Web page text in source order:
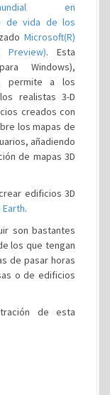
en
de vida de los
Microsoft(R)
Preview). Esta
Windows),
permite a los
realistas 3-D
creados con
los mapas de
añadiendo
de mapas 3D
edificios 3D
.
son bastantes
los que tengan
de pasar horas
o de edificios
de esta